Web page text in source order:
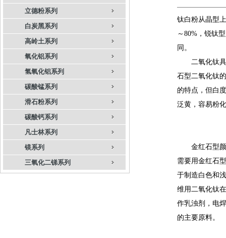
立德粉系列
白炭黑系列
高岭土系列
氧化铝系列
氢氧化铝系列
碳酸锰系列
滑石粉系列
碳酸钙系列
凡士林系列
镁系列
三氧化二锑系列
钛白粉从晶型
～80%，锐钛
同。
二氧化钛具
石型二氧化钛
的特点，但白
泛黄，容易粉
金红石型颜
需要用金红石
于制造白色和
维用二氧化钛
作乳浊剂，电
的主要原料。